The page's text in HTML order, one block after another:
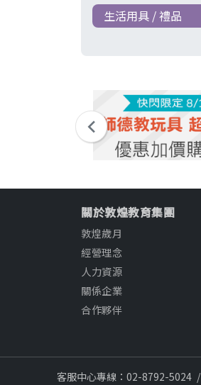
生活用具 / 禮品
關於敦煌教育集團
敦煌歲月
經營理念
人力資源
關係企業
合作夥伴
客服中心專線：02-8792-5024 /